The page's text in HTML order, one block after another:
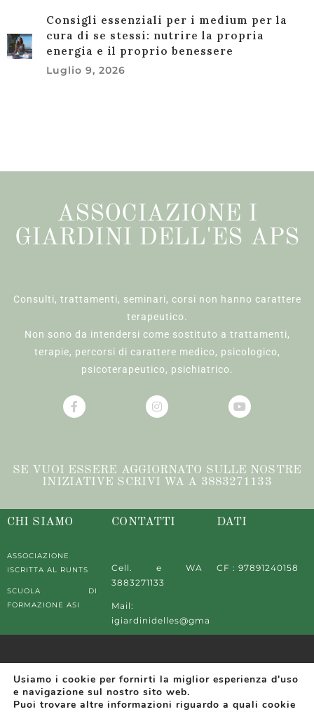
Consigli essenziali per i medium per la
cura di se stessi: nutrire la propria
energia e il proprio benessere
Luglio 9, 2026
ASSOCIAZIONE I
GIARDINI DELL'ES APS
Consulti, trattamenti, seminari, corsi non hanno carattere
terapeutico.
Non sono da intendersi come sostituto a trattamenti,
terapie, percorsi di carattere medico, psicologico,
psicoterapeutico, psichiatrico.
SE VUOI ESSERE AGGIORNATO SULLE NOSTRE
INIZIATIVE SCRIVI WA A 3883271133
CHI SIAMO
ASSOCIAZIONE
ISCRITTA AL RUNTS
SCUOLA DI
FORMAZIONE ASI
CONTATTI
Cell. e WA
3883271133
Mail:
igiardinidelles@gmail.com
DATI
CF : 97891240158
© CopyrightI GIARDINI
DELL'ESAll rights
Privacy Policy
Usiamo i cookie per fornirti la miglior esperienza d'uso
e navigazione sul nostro sito web.
Puoi trovare altre informazioni riguardo a quali cookie